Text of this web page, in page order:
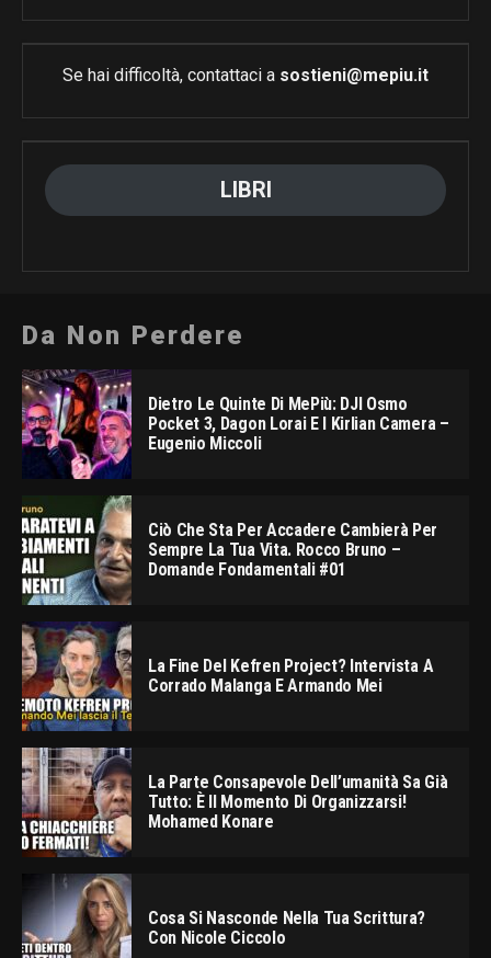
Se hai difficoltà, contattaci a sostieni@mepiu.it
LIBRI
Da Non Perdere
Dietro Le Quinte Di MePiù: DJI Osmo
Pocket 3, Dagon Lorai E I Kirlian Camera –
Eugenio Miccoli
Ciò Che Sta Per Accadere Cambierà Per
Sempre La Tua Vita. Rocco Bruno –
Domande Fondamentali #01
La Fine Del Kefren Project? Intervista A
Corrado Malanga E Armando Mei
La Parte Consapevole Dell’umanità Sa Già
Tutto: È Il Momento Di Organizzarsi!
Mohamed Konare
Cosa Si Nasconde Nella Tua Scrittura?
Con Nicole Ciccolo